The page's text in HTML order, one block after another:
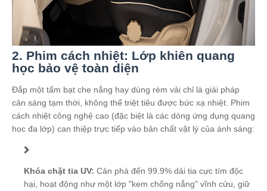
2. Phim cách nhiệt: Lớp khiên quang
học bảo vệ toàn diện
Đắp một tấm bạt che nắng hay dùng rèm vải chỉ là giải pháp
cản sáng tạm thời, không thể triệt tiêu được bức xạ nhiệt. Phim
cách nhiệt công nghệ cao (đặc biệt là các dòng ứng dụng quang
học đa lớp) can thiệp trực tiếp vào bản chất vật lý của ánh sáng:
Khóa chặt tia UV: Cản phá đến 99.9% dải tia cực tím độc
hại, hoạt động như một lớp "kem chống nắng" vĩnh cửu, giữ